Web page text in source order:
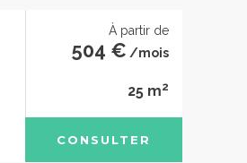
À partir de
504 € /mois
25 m2
CONSULTER